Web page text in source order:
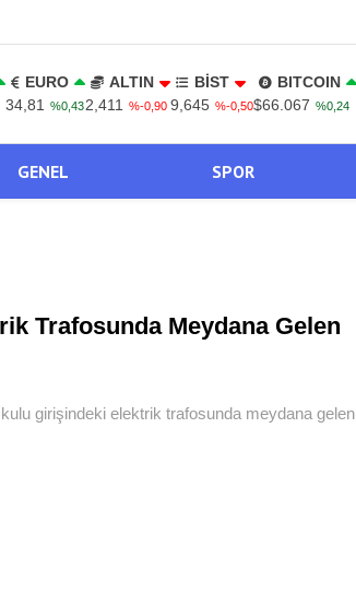
EURO
34,81
%0,43
ALTIN
2,411
%-0,90
BİST
9,645 %-0,50
BITCOIN
$66.067 %0,24
GENEL SPOR
Trafosunda Meydana Gelen
girişindeki elektrik trafosunda meydana gelen